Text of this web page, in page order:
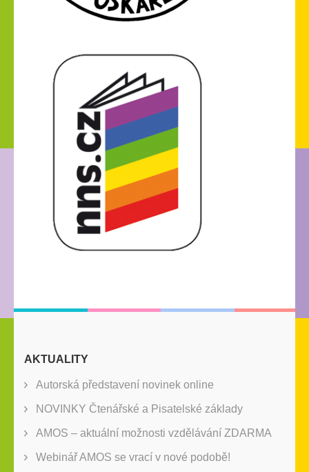
AKTUALITY
Autorská představení novinek online
NOVINKY Čtenářské a Pisatelské základy
AMOS – aktuální možnosti vzdělávání ZDARMA
Webinář AMOS se vrací v nové podobě!